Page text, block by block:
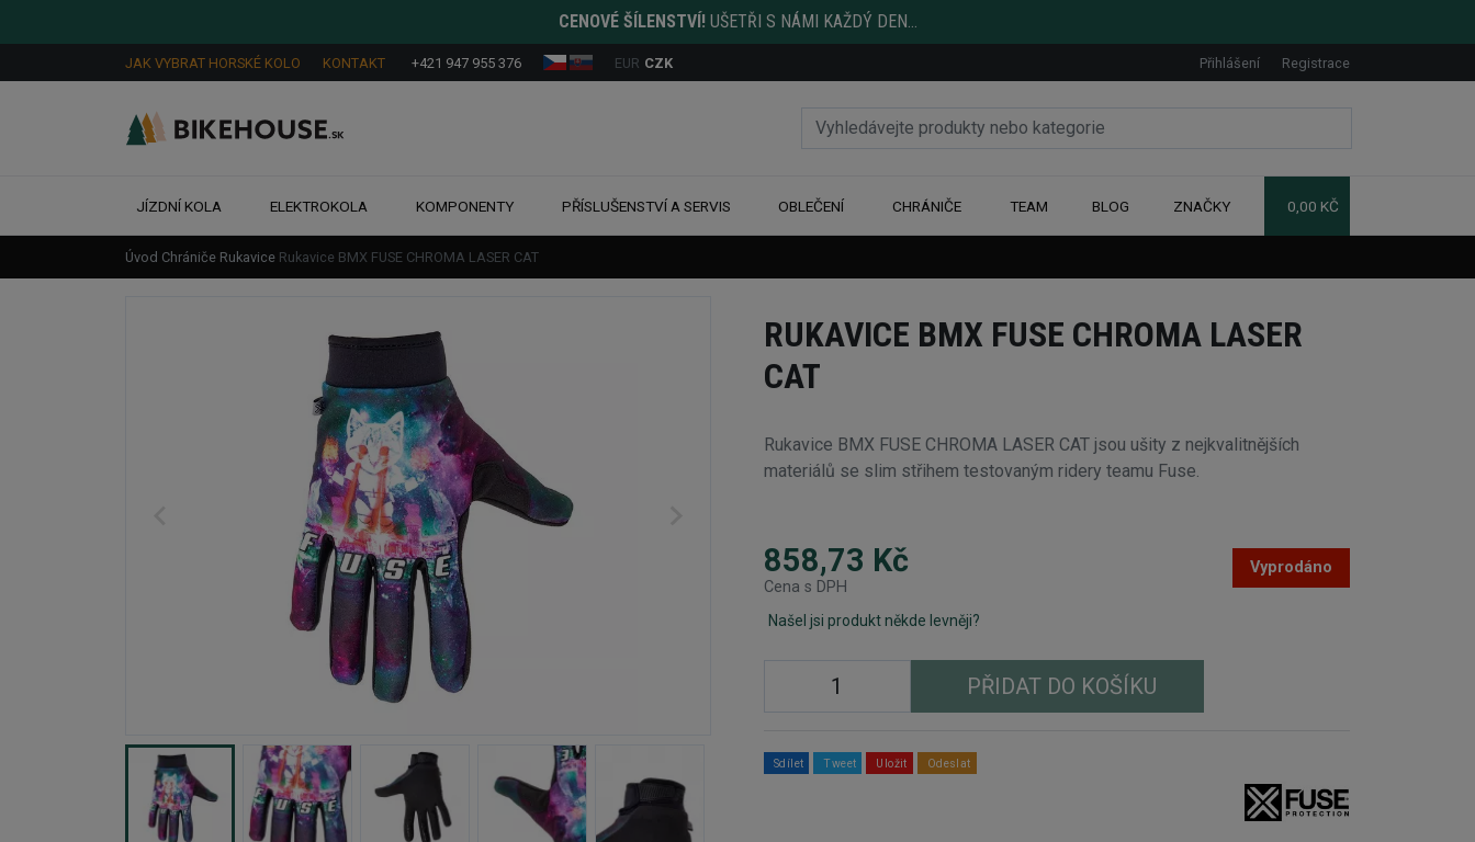
CENOVÉ ŠÍLENSTVÍ! UŠETŘI S NÁMI KAŽDÝ DEN...
JAK VYBRAT HORSKÉ KOLO KONTAKT +421 947 955 376 EUR CZK Přihlášení Registrace
JÍZDNÍ KOLA ELEKTROKOLA KOMPONENTY PŘÍSLUŠENSTVÍ A SERVIS OBLEČENÍ CHRÁNIČE TEAM BLOG ZNAČKY 0,00 KČ
Úvod Chrániče Rukavice Rukavice BMX FUSE CHROMA LASER CAT
RUKAVICE BMX FUSE CHROMA LASER
CAT
Rukavice BMX FUSE CHROMA LASER CAT jsou ušity z nejkvalitnějších
materiálů se slim střihem testovaným ridery teamu Fuse.
858,73 Kč
Cena s DPH
Vyprodáno
Našel jsi produkt někde levněji?
PŘIDAT DO KOŠÍKU
Sdílet Tweet Uložit Odeslat